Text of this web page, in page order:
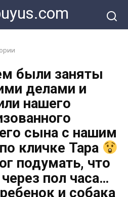
были заняты
делами и
нашего
сына с нашим
кличке Тара
подумать, что
пол часа…
и собака